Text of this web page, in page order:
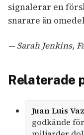
signalerar en
snarare än
— Sarah Jenkins,
Relaterade
Juan Luis
godkände